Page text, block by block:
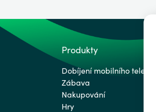
Produkty
Dobíjení mobilního telefonu
Zábava
Nakupování
Hry